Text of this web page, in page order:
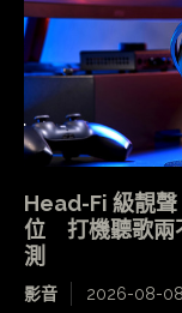
Head-Fi 級靚
位 打機聽歌兩
測
影音 2026-08-08